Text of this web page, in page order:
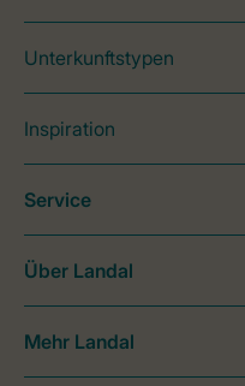
Unterkunftstypen
Inspiration
Service
Über Landal
Mehr Landal